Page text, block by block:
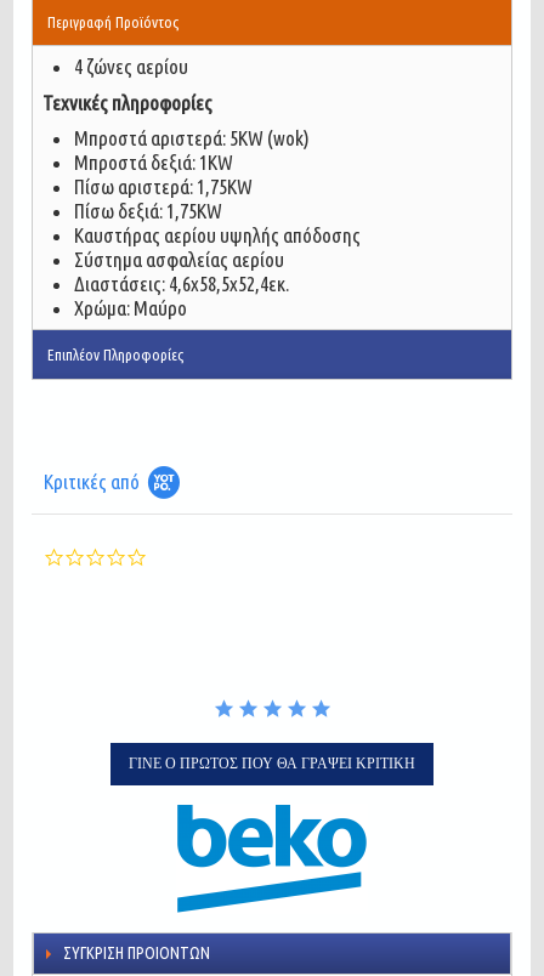
Περιγραφή Προϊόντος
4 ζώνες αερίου
Τεχνικές πληροφορίες
Μπροστά αριστερά: 5ΚW (wok)
Μπροστά δεξιά: 1KW
Πίσω αριστερά: 1,75KW
Πίσω δεξιά: 1,75KW
Καυστήρας αερίου υψηλής απόδοσης
Σύστημα ασφαλείας αερίου
Διαστάσεις: 4,6x58,5x52,4εκ.
Χρώμα: Μαύρο
Επιπλέον Πληροφορίες
Κριτικές από
ΓΊΝΕ Ο ΠΡΏΤΟΣ ΠΟΥ ΘΑ ΓΡΆΨΕΙ ΚΡΙΤΙΚΉ
ΣΎΓΚΡΙΣΗ ΠΡΟΙΌΝΤΩΝ